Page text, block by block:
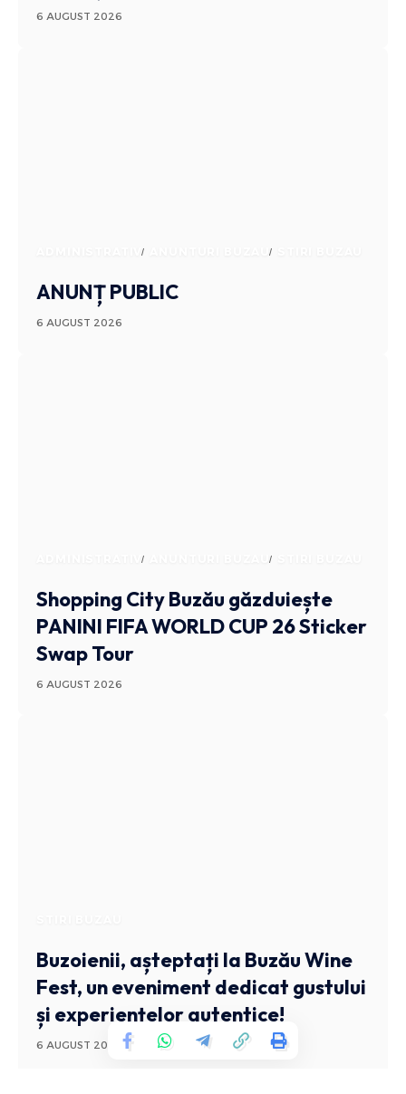
6 AUGUST 2026
ADMINISTRATIV ANUNTURI BUZAU
ANUNȚ PUBLIC
6 AUGUST 2026
ADMINISTRATIV ANUNTURI BUZAU
Shopping City Buzău găzduiește
PANINI FIFA WORLD CUP 26 Sticker
Swap Tour
6 AUGUST 2026
Buzoienii, așteptați la Buzău Wine
Fest, un eveniment dedicat gustului
și experiențelor autentice!
6 AUGUST 2026